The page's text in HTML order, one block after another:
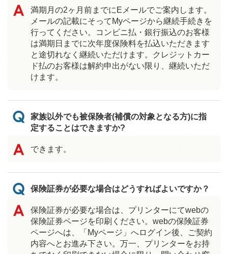
満期月の2ヶ月前までにEメールでご案内します。
メールの記載にそってMyページから継続手続きを
行ってください。コンビニ払・銀行振込のお客様
は満期日までに次年度保険料を払込いただきます
と途切れなく継続いただけます。クレジットカー
ド払のお客様は解約申出がない限り、継続いただ
けます。
家族以外でも被保険者(補償の対象となる方)に指
定することはできますか?
できます。
保険証券が必要な場合はどうすればよいですか？
保険証券が必要な場合は、プリンターにてwebの
保険証券ページを印刷ください。webの保険証券
ページへは、「Myページ」へログイン後、ご契約
内容へとお進み下さい。万一、プリンターをお持